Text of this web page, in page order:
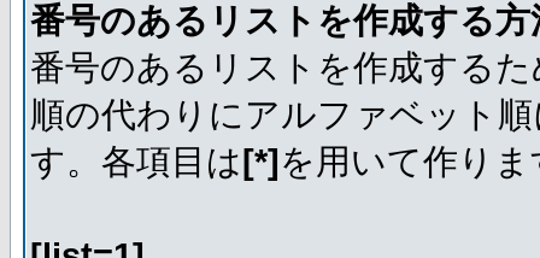
番号のあるリストを作成する方
番号のあるリストを作成する
順の代わりにアルファベット
す。各項目は[*]を用いて作り